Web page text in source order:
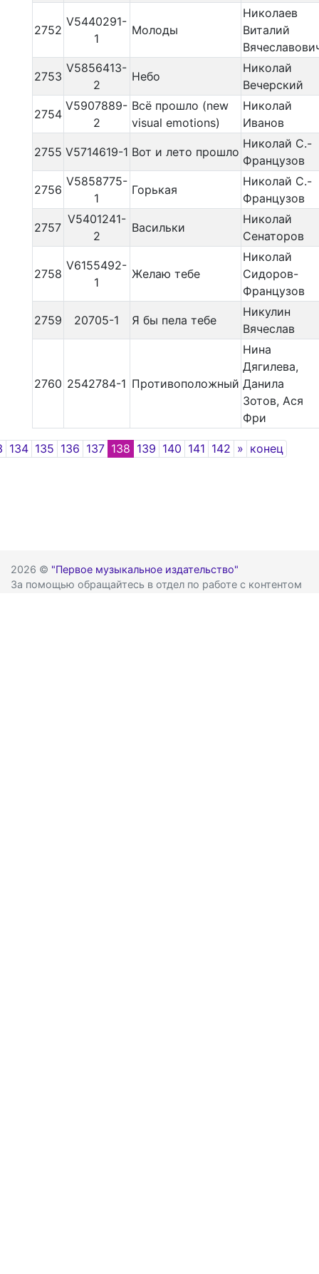
2752
V5440291-
1
Молоды
Николаев
Виталий
2753
V5856413-
2
Небо
Николай
Вечерский
2754
V5907889-
2
Всё прошло (new
visual emotions)
Николай
Иванов
2755 V5714619-1 Вот и лето прошло
Николай С.-
Французов
2756
V5858775-
1
Горькая
Николай С.-
Французов
2757
V5401241-
2
Васильки
Николай
Сенаторов
2758
V6155492-
1
Желаю тебе
Николай
Сидоров-
Французов
2759 20705-1 Я бы пела тебе
Никулин
Вячеслав
2760 2542784-1 Противоположный
Нина
Дягилева,
Данила
Зотов, Ася
Фри
134 135 136 137 138 139 140 141 142 » Next
конец
2026 © "Первое музыкальное издательство"
За помощью обращайтесь в отдел по работе с контентом